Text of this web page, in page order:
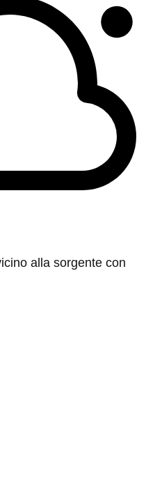
alla sorgente con